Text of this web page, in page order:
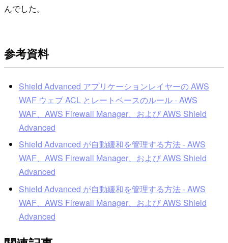
んでした。
参考資料
Shield Advanced アプリケーションレイヤーの AWS
WAF ウェブ ACL とレートベースのルール - AWS
WAF、AWS Firewall Manager、および AWS Shield
Advanced
Shield Advanced が自動緩和を管理する方法 - AWS
WAF、AWS Firewall Manager、および AWS Shield
Advanced
Shield Advanced が自動緩和を管理する方法 - AWS
WAF、AWS Firewall Manager、および AWS Shield
Advanced